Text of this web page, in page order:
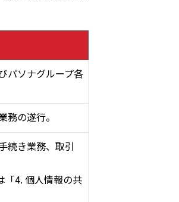
パソナグループ各
の遂行。
続き業務、取引
「4. 個人情報の共